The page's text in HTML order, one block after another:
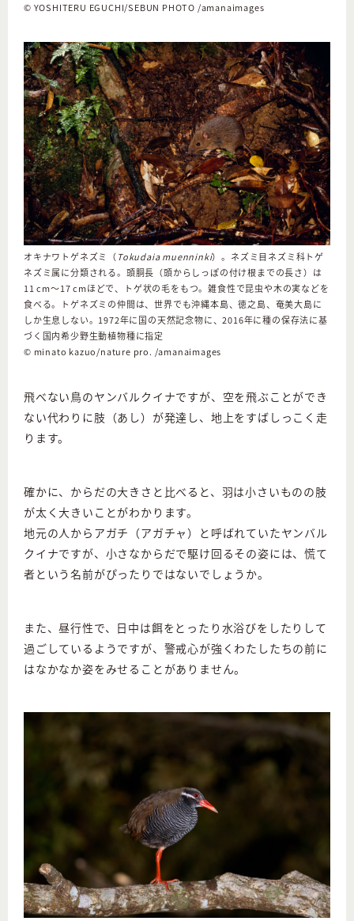
© YOSHITERU EGUCHI/SEBUN PHOTO /amanaimages
オキナワトゲネズミ（Tokudaia muenninki）。ネズミ目ネズミ科トゲ
ネズミ属に分類される。頭胴長（頭からしっぽの付け根までの長さ）は
11 cm～17 cmほどで、トゲ状の毛をもつ。雑食性で昆虫や木の実などを
食べる。トゲネズミの仲間は、世界でも沖縄本島、徳之島、奄美大島に
しか生息しない。1972年に国の天然記念物に、2016年に種の保存法に基
づく国内希少野生動植物種に指定
© minato kazuo/nature pro. /amanaimages
飛べない鳥のヤンバルクイナですが、空を飛ぶことができ
ない代わりに肢（あし）が発達し、地上をすばしっこく走
ります。
確かに、からだの大きさと比べると、羽は小さいものの肢
が太く大きいことがわかります。
地元の人からアガチ（アガチャ）と呼ばれていたヤンバル
クイナですが、小さなからだで駆け回るその姿には、慌て
者という名前がぴったりではないでしょうか。
また、昼行性で、日中は餌をとったり水浴びをしたりして
過ごしているようですが、警戒心が強くわたしたちの前に
はなかなか姿をみせることがありません。